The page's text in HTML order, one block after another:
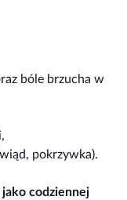
bóle brzucha w
pokrzywka).
codziennej